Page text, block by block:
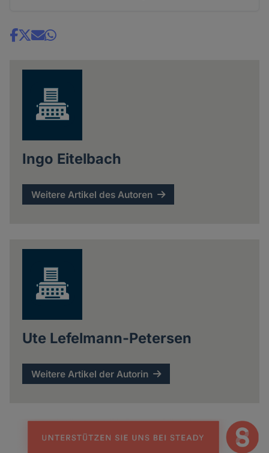
Share
Ingo Eitelbach
Weitere Artikel des Autoren
Ute Lefelmann-Petersen
Weitere Artikel der Autorin